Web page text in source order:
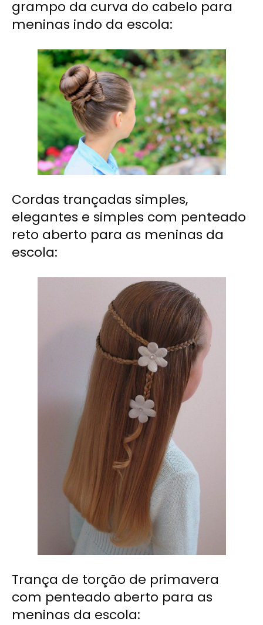
grampo da curva do cabelo para
meninas indo da escola:
Cordas trançadas simples,
elegantes e simples com penteado
reto aberto para as meninas da
escola:
Trança de torção de primavera
com penteado aberto para as
meninas da escola: